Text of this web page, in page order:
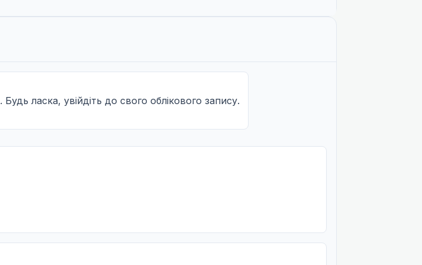
. Будь ласка, увійдіть до свого облікового запису.